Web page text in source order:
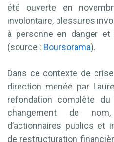
été ouverte en
involontaire, blessures
à personne en danger et
(source : Boursorama).
Dans ce contexte de
direction menée par
refondation complète
changement de
d’actionnaires publics et
de restructuration